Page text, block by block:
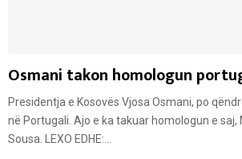
Osmani takon homologun
Presidentja e Kosovës Vjosa Osmani, po
në Portugali. Ajo e ka takuar homologun e saj,
Sousa. LEXO EDHE:...